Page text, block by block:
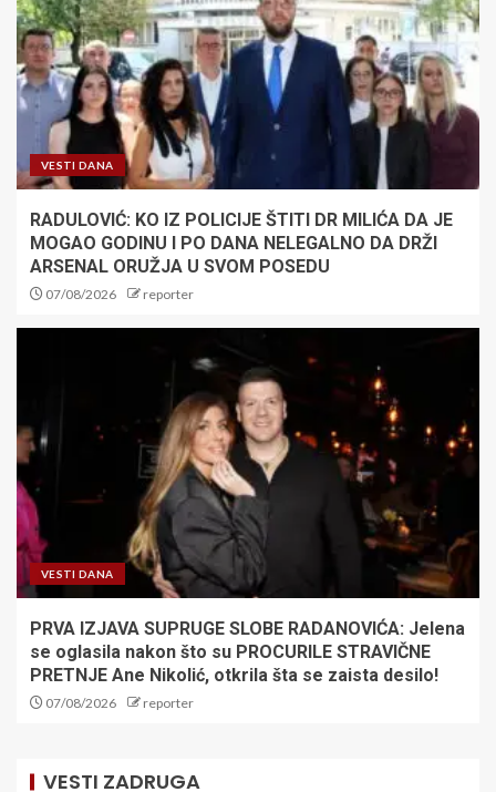
VESTI DANA
RADULOVIĆ: KO IZ POLICIJE ŠTITI DR MILIĆA DA JE
MOGAO GODINU I PO DANA NELEGALNO DA DRŽI
ARSENAL ORUŽJA U SVOM POSEDU
07/08/2026 reporter
VESTI DANA
PRVA IZJAVA SUPRUGE SLOBE RADANOVIĆA: Jelena
se oglasila nakon što su PROCURILE STRAVIČNE
PRETNJE Ane Nikolić, otkrila šta se zaista desilo!
07/08/2026 reporter
VESTI ZADRUGA